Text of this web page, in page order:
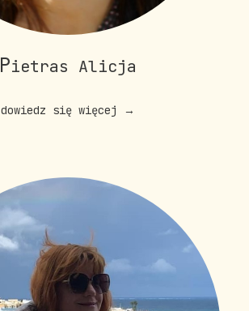
Pietras Alicja
dowiedz się więcej